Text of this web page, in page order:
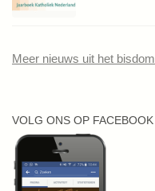
Meer nieuws uit het bisdom
VOLG ONS OP FACEBOOK